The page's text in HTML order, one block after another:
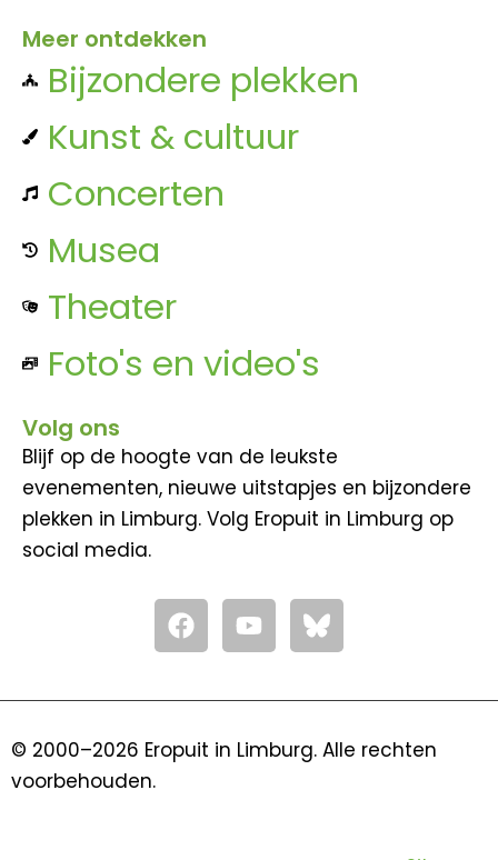
Meer ontdekken
Bijzondere plekken
Kunst & cultuur
Concerten
Musea
Theater
Foto's en video's
Volg ons
Blijf op de hoogte van de leukste
evenementen, nieuwe uitstapjes en bijzondere
plekken in Limburg. Volg Eropuit in Limburg op
social media.
F
a
c
o
Y
o
u
b
© 2000–2026 Eropuit in Limburg. Alle rechten
voorbehouden.